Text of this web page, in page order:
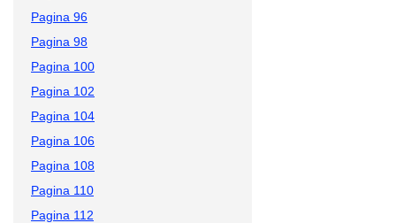
Pagina 96
Pagina 98
Pagina 100
Pagina 102
Pagina 104
Pagina 106
Pagina 108
Pagina 110
Pagina 112